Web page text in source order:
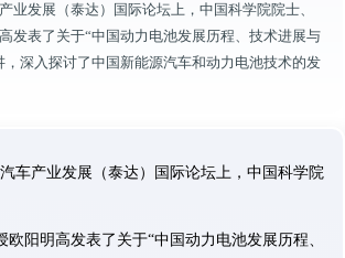
业发展（泰达）国际论坛上，中国科学院院士、
发表了关于“中国动力电池发展历程、技术进展与
，深入探讨了中国新能源汽车和动力电池技术的发
车产业发展（泰达）国际论坛上，中国科学院
欧阳明高发表了关于“中国动力电池发展历程、